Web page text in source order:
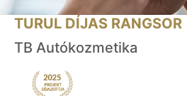
TURUL DÍJAS RANGSOR
TB Autókozmetika